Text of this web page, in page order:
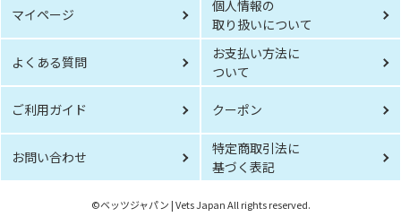
マイページ
個人情報の
取り扱いについて
よくある質問
お支払い方法に
ついて
ご利用ガイド クーポン
お問い合わせ
特定商取引法に
基づく表記
©︎ベッツジャパン | Vets Japan All rights reserved.